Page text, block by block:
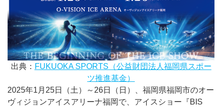
出典： FUKUOKA SPORTS（公益財団法人福岡県スポー
ツ推進基金）
2025年1月25日（土）～26日（日）、福岡県福岡市のオー
ヴィジョンアイスアリーナ福岡で、アイスショー『BIS